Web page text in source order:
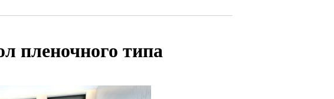
пленочного типа